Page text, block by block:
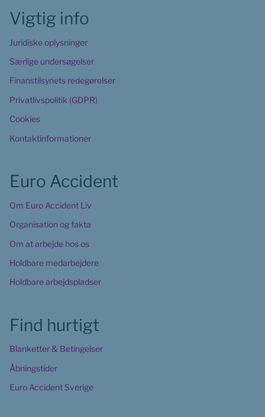
Vigtig info
Juridiske oplysninger
Særlige undersøgelser
Finanstilsynets redegørelser
Privatlivspolitik (GDPR)
Cookies
Kontaktinformationer
Euro Accident
Om Euro Accident Liv
Organisation og fakta
Om at arbejde hos os
Holdbare medarbejdere
Holdbare arbejdspladser
Find hurtigt
Blanketter & Betingelser
Åbningstider
Euro Accident Sverige